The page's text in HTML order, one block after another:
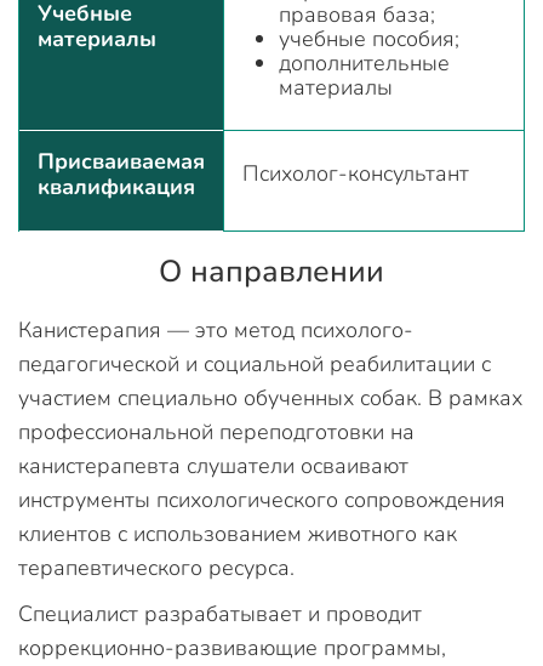
Учебные
материалы
правовая база;
учебные пособия;
дополнительные
материалы
Присваиваемая
квалификация
Психолог-консультант
О направлении
Канистерапия — это метод психолого-
педагогической и социальной реабилитации с
участием специально обученных собак. В рамках
профессиональной переподготовки на
канистерапевта слушатели осваивают
инструменты психологического сопровождения
клиентов с использованием животного как
терапевтического ресурса.
Специалист разрабатывает и проводит
коррекционно-развивающие программы,